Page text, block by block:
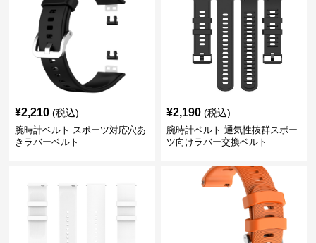
¥2,210 (税込)
腕時計ベルト スポーツ対応穴あ
きラバーベルト
¥2,190 (税込)
腕時計ベルト 通気性抜群スポー
ツ向けラバー交換ベルト